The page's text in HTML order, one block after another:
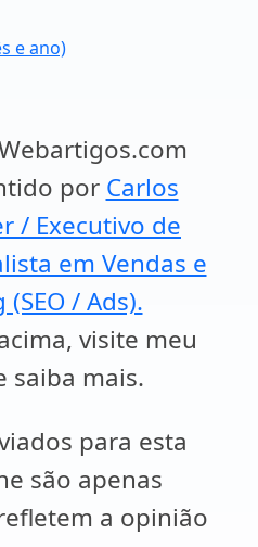
e ano)
por Carlos
/ Executivo de
em Vendas e
/ Ads).
visite meu
saiba mais.
para esta
são apenas
a opinião